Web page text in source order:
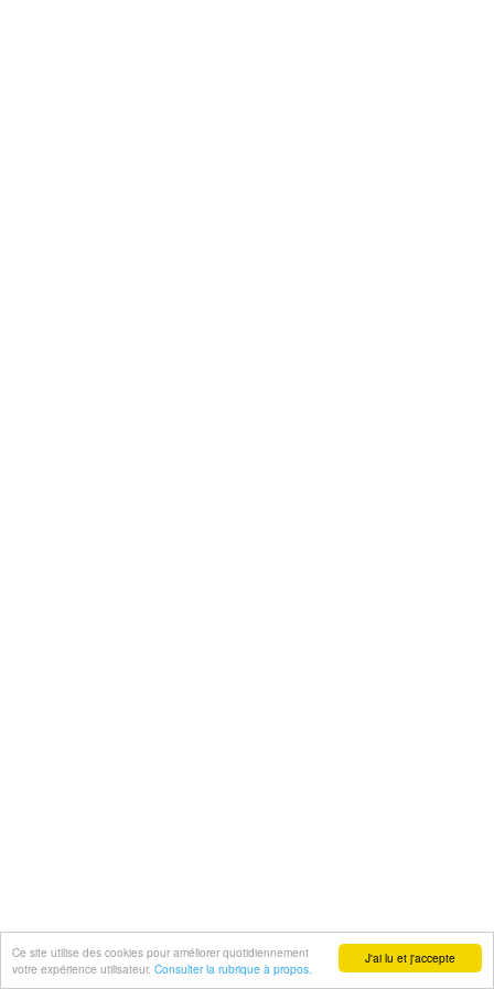
J'ai lu et j'accepte
Ce site utilise des cookies pour améliorer quotidiennement
votre expérience utilisateur. Consulter la rubrique à propos.